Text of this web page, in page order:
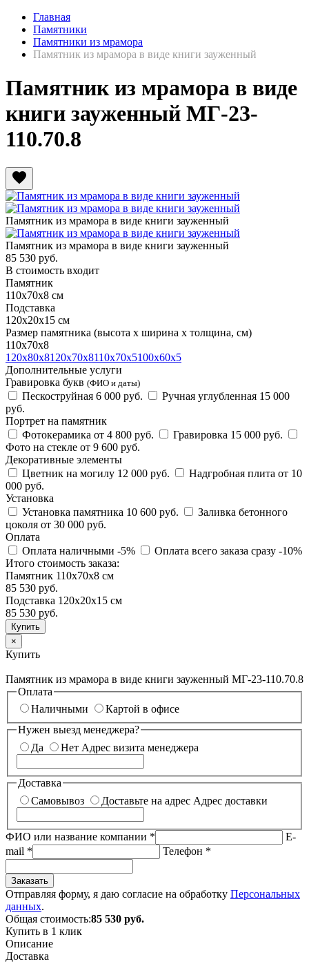
Главная
Памятники
Памятники из мрамора
Памятник из мрамора в виде книги зауженный
Памятник из мрамора в виде
книги зауженный МГ-23-
110.70.8
favorite
Памятник из мрамора в виде книги зауженный
Памятник из мрамора в виде книги зауженный
85 530 руб.
В стоимость входит
Памятник
110х70х8 см
Подставка
120х20х15 см
Размер памятника (высота х ширина х толщина, см)
110х70х8
120х80х8120х70х8110х70х5100х60х5
Дополнительные услуги
Гравировка букв (ФИО и даты)
Пескоструйная 6 000 руб. Ручная углубленная 15 000
руб.
Портрет на памятник
Фотокерамика от 4 800 руб. Гравировка 15 000 руб.
Фото на стекле от 9 600 руб.
Декоративные элементы
Цветник на могилу 12 000 руб. Надгробная плита от 10
000 руб.
Установка
Установка памятника 10 600 руб.
Заливка бетонного
цоколя от 30 000 руб.
Оплата
Оплата наличными -5% Оплата всего заказа сразу -10%
Итого стоимость заказа:
Памятник 110х70х8 см
85 530 руб.
Подставка 120х20х15 см
85 530 руб.
×
Купить
Памятник из мрамора в виде книги зауженный МГ-23-110.70.8
Оплата
Наличными
Картой в офисе
Нужен выезд менеджера?
Да
Нет Адрес визита менеджера
Доставка
Самовывоз
Доставьте на адрес Адрес доставки
ФИО или название компании *
E-
mail * Телефон *
Заказать
Отправляя форму, я даю согласие на обработку Персональных
данных.
Общая стоимость:85 530 руб.
Купить в 1 клик
Описание
Доставка